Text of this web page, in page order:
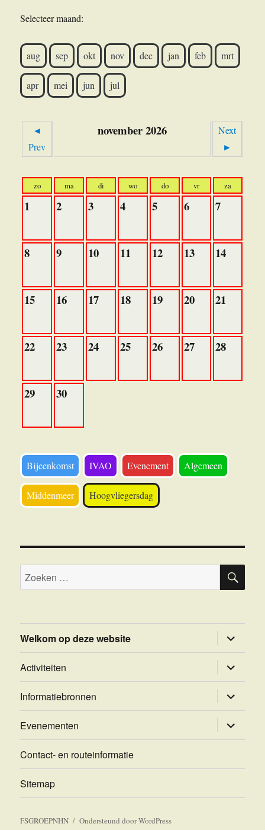
Selecteer maand:
aug sep okt nov dec jan feb mrt
apr mei jun jul
◄
Prev
november 2026
Next
►
zo ma di wo do vr za
1 2 3 4 5 6 7
8 9 10 11 12 13 14
15 16 17 18 19 20 21
22 23 24 25 26 27 28
29 30
Bijeenkomst IVAO Evenement Algemeen
Middenmeer Hoogvliegersdag
Zoeken
naar:
Welkom op deze website submenu
Activiteiten
submenu
Informatiebronnen
submenu
Evenementen
submenu
Contact- en routeinformatie
Sitemap
FSGROEPNHN Ondersteund door WordPress